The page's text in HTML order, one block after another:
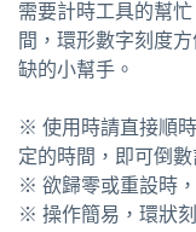
需要計時工具的幫
間，環形數字刻度
缺的小幫手。
※ 使用時請直接順
定的時間，即可倒
※ 欲歸零或重設時
※ 操作簡易，環狀